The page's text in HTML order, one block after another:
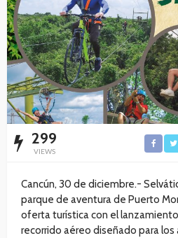
299
VIEWS
Cancún, 30 de diciembre.-
parque de aventura de Puerto
oferta turística con el lanzamiento
recorrido aéreo diseñado para